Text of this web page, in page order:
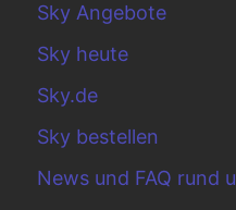
Sky Angebote
Sky heute
Sky.de
Sky bestellen
News und FAQ rund